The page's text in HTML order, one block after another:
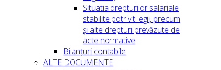
Situatia drepturilor salariale
stabilite potrivit legii, precum
și alte drepturi prevăzute de
acte normative
Bilanțuri contabile
ALTE DOCUMENTE